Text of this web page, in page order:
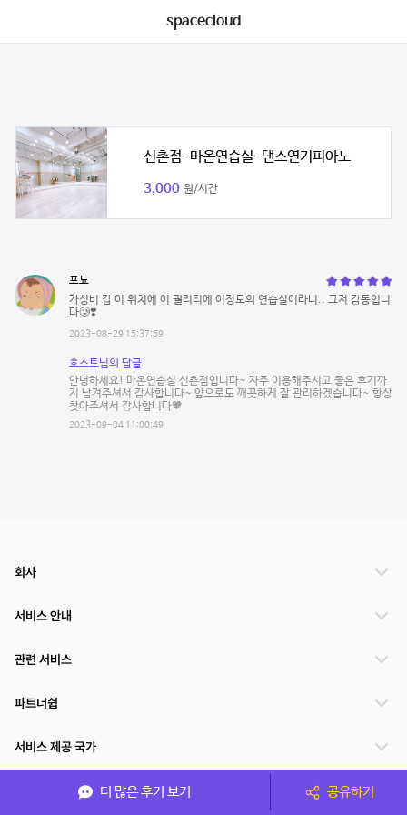
spacecloud
신촌점-마온연습실-댄스연기피아노
3,000 원/시간
포뇨
가성비 갑 이 위치에 이 퀄리티에 이정도의 연습실이라니.. 그저 감동입니
다🥲❣️
2023-08-29 15:37:59
호스트님의 답글
안녕하세요! 마온연습실 신촌점입니다~ 자주 이용해주시고 좋은 후기까
지 남겨주셔서 감사합니다~ 앞으로도 깨끗하게 잘 관리하겠습니다~ 항상
찾아주셔서 감사합니다🧡
2023-09-04 11:00:49
더 많은 후기 보기 공유하기
회사
서비스 안내
관련 서비스
파트너쉽
서비스 제공 국가